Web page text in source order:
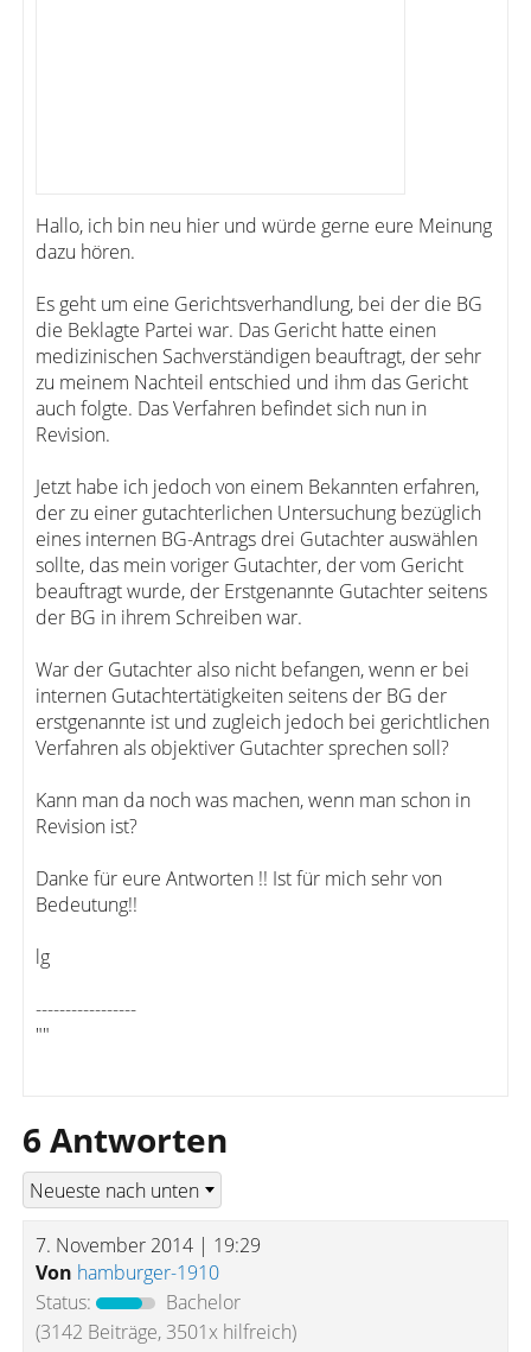
Hallo, ich bin neu hier und würde gerne eure Meinung
dazu hören.
Es geht um eine Gerichtsverhandlung, bei der die BG
die Beklagte Partei war. Das Gericht hatte einen
medizinischen Sachverständigen beauftragt, der sehr
zu meinem Nachteil entschied und ihm das Gericht
auch folgte. Das Verfahren befindet sich nun in
Revision.
Jetzt habe ich jedoch von einem Bekannten erfahren,
der zu einer gutachterlichen Untersuchung bezüglich
eines internen BG-Antrags drei Gutachter auswählen
sollte, das mein voriger Gutachter, der vom Gericht
beauftragt wurde, der Erstgenannte Gutachter seitens
der BG in ihrem Schreiben war.
War der Gutachter also nicht befangen, wenn er bei
internen Gutachtertätigkeiten seitens der BG der
erstgenannte ist und zugleich jedoch bei gerichtlichen
Verfahren als objektiver Gutachter sprechen soll?
Kann man da noch was machen, wenn man schon in
Revision ist?
Danke für eure Antworten !! Ist für mich sehr von
Bedeutung!!
lg
-----------------
""
6 Antworten
7. November 2014 | 19:29
Von hamburger-1910
Status:
Bachelor
(3142 Beiträge, 3501x hilfreich)